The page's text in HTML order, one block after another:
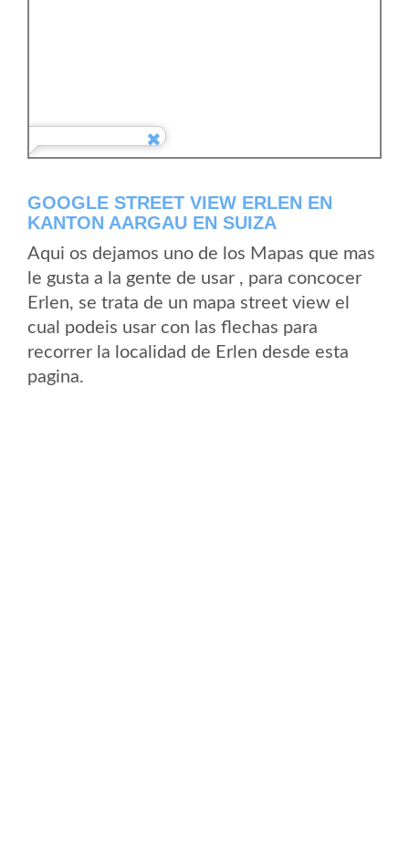
GOOGLE STREET VIEW ERLEN EN
KANTON AARGAU EN SUIZA
Aqui os dejamos uno de los Mapas que mas
le gusta a la gente de usar , para concocer
Erlen, se trata de un mapa street view el
cual podeis usar con las flechas para
recorrer la localidad de Erlen desde esta
pagina.